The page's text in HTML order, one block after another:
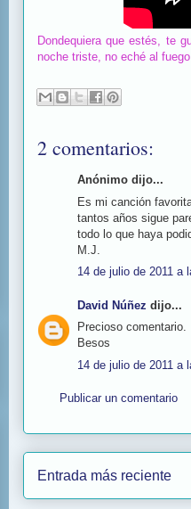
Dondequiera que estés, te
noche triste, no eché al
2 comentarios:
Anónimo dijo...
Es mi canción
tantos años sigue
todo lo que haya
M.J.
14 de julio de 2011 a
David Núñez dijo...
Precioso comentario.
Besos
14 de julio de 2011 a
Publicar un comentario
Entrada más reciente